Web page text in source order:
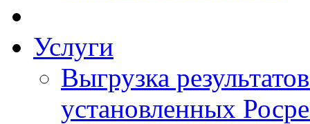
Услуги
Выгрузка
установленных